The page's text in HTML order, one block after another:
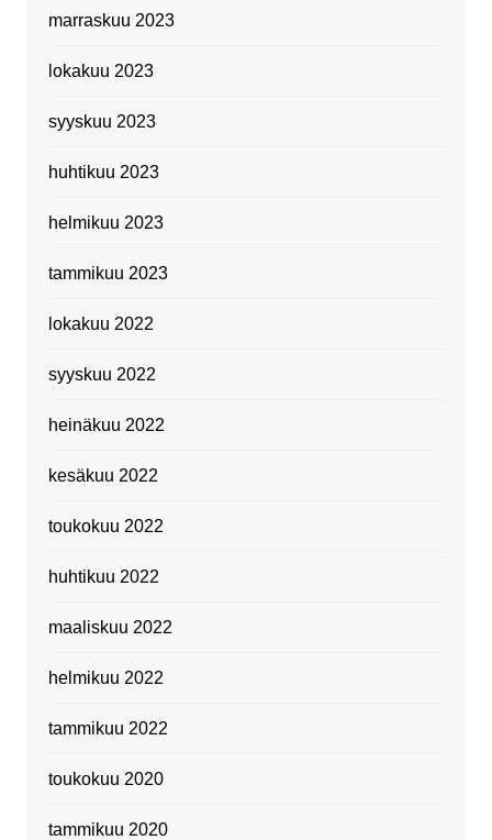
marraskuu 2023
lokakuu 2023
syyskuu 2023
huhtikuu 2023
helmikuu 2023
tammikuu 2023
lokakuu 2022
syyskuu 2022
heinäkuu 2022
kesäkuu 2022
toukokuu 2022
huhtikuu 2022
maaliskuu 2022
helmikuu 2022
tammikuu 2022
toukokuu 2020
tammikuu 2020